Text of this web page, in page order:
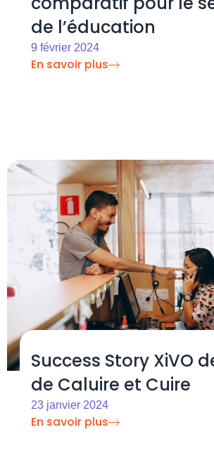
de l’éducation
9 février 2024
En savoir plus
Success Story XiVO
de Caluire et Cuire
23 janvier 2024
En savoir plus